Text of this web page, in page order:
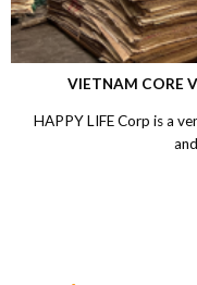
VIETNAM CORE
HAPPY LIFE Corp is a